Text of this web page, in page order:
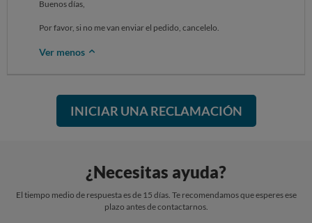
Buenos días,
Por favor, si no me van enviar el pedido, cancelelo.
Ver menos
INICIAR UNA RECLAMACIÓN
¿Necesitas ayuda?
El tiempo medio de respuesta es de 15 días. Te recomendamos que esperes ese
plazo antes de contactarnos.